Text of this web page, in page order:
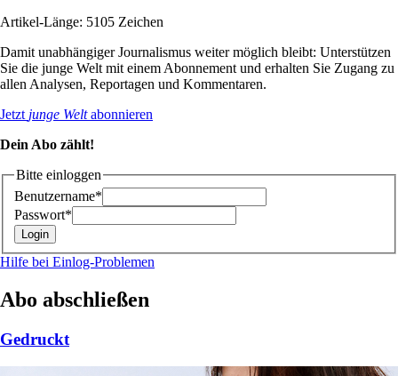
Artikel-Länge: 5105 Zeichen
Damit unabhängiger Journalismus weiter möglich bleibt: Unterstützen
Sie die junge Welt mit einem Abonnement und erhalten Sie Zugang zu
allen Analysen, Reportagen und Kommentaren.
Jetzt junge Weltabonnieren
Dein Abo zählt!
Bitte einloggen
Benutzername*
Passwort*
Hilfe bei Einlog-Problemen
Abo abschließen
Gedruckt